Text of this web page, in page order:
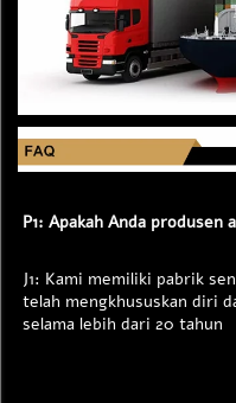
P1: Apakah Anda produsen
J1: Kami memiliki pabrik
telah mengkhususkan diri
selama lebih dari 20 tahun